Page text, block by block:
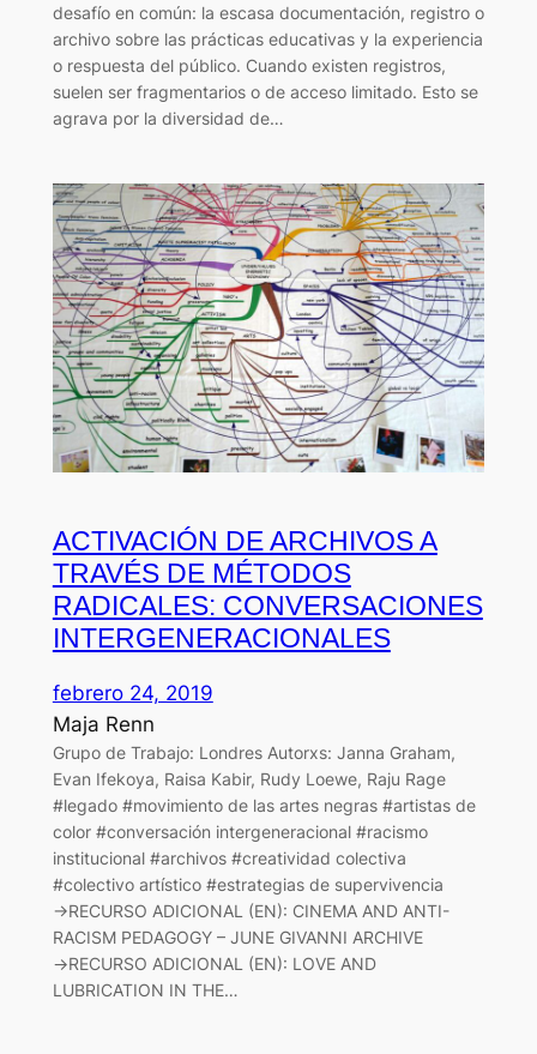
desafío en común: la escasa documentación, registro o
archivo sobre las prácticas educativas y la experiencia
o respuesta del público. Cuando existen registros,
suelen ser fragmentarios o de acceso limitado. Esto se
agrava por la diversidad de…
ACTIVACIÓN DE ARCHIVOS A
TRAVÉS DE MÉTODOS
RADICALES: CONVERSACIONES
INTERGENERACIONALES
febrero 24, 2019
Maja Renn
Grupo de Trabajo: Londres Autorxs: Janna Graham,
Evan Ifekoya, Raisa Kabir, Rudy Loewe, Raju Rage
#legado #movimiento de las artes negras #artistas de
color #conversación intergeneracional #racismo
institucional #archivos #creatividad colectiva
#colectivo artístico #estrategias de supervivencia
→RECURSO ADICIONAL (EN): CINEMA AND ANTI-
RACISM PEDAGOGY – JUNE GIVANNI ARCHIVE
→RECURSO ADICIONAL (EN): LOVE AND
LUBRICATION IN THE…